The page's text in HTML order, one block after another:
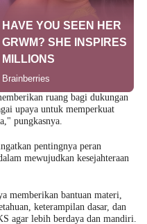
ruang bagi dukungan
upaya untuk memperkuat
pungkasnya.
pentingnya peran
mewujudkan kesejahteraan
memberikan bantuan materi,
keterampilan dasar, dan
agar lebih berdaya dan mandiri.